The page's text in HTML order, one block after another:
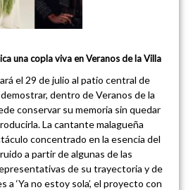
una copla viva en Veranos de la Villa
el 29 de julio al patio central de
dentro de Veranos de la
conservar su memoria sin quedar
La cantante malagueña
concentrado en la esencia del
a partir de algunas de las
de su trayectoria y de
‘Ya no estoy sola’, el proyecto con